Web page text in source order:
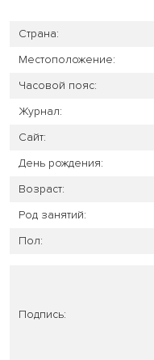
Страна:
Местоположение:
Часовой пояс:
Журнал:
Сайт:
День рождения:
Возраст:
Род занятий:
Пол:
Подпись: